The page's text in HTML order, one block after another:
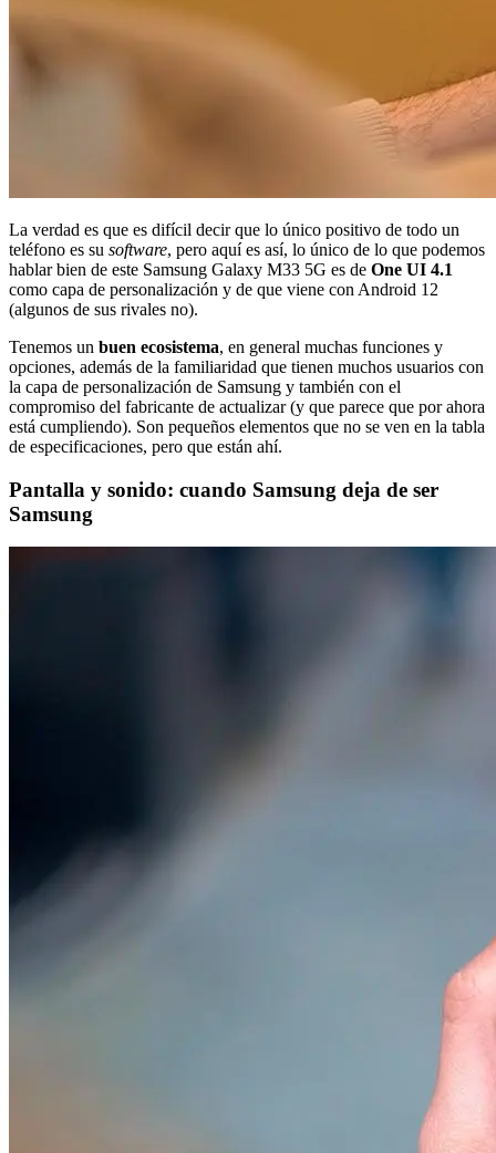
La verdad es que es difícil decir que lo único positivo de todo un
teléfono es su software, pero aquí es así, lo único de lo que podemos
hablar bien de este Samsung Galaxy M33 5G es de One UI 4.1
como capa de personalización y de que viene con Android 12
(algunos de sus rivales no).
Tenemos un buen ecosistema, en general muchas funciones y
opciones, además de la familiaridad que tienen muchos usuarios con
la capa de personalización de Samsung y también con el
compromiso del fabricante de actualizar (y que parece que por ahora
está cumpliendo). Son pequeños elementos que no se ven en la tabla
de especificaciones, pero que están ahí.
Pantalla y sonido: cuando Samsung deja de ser
Samsung